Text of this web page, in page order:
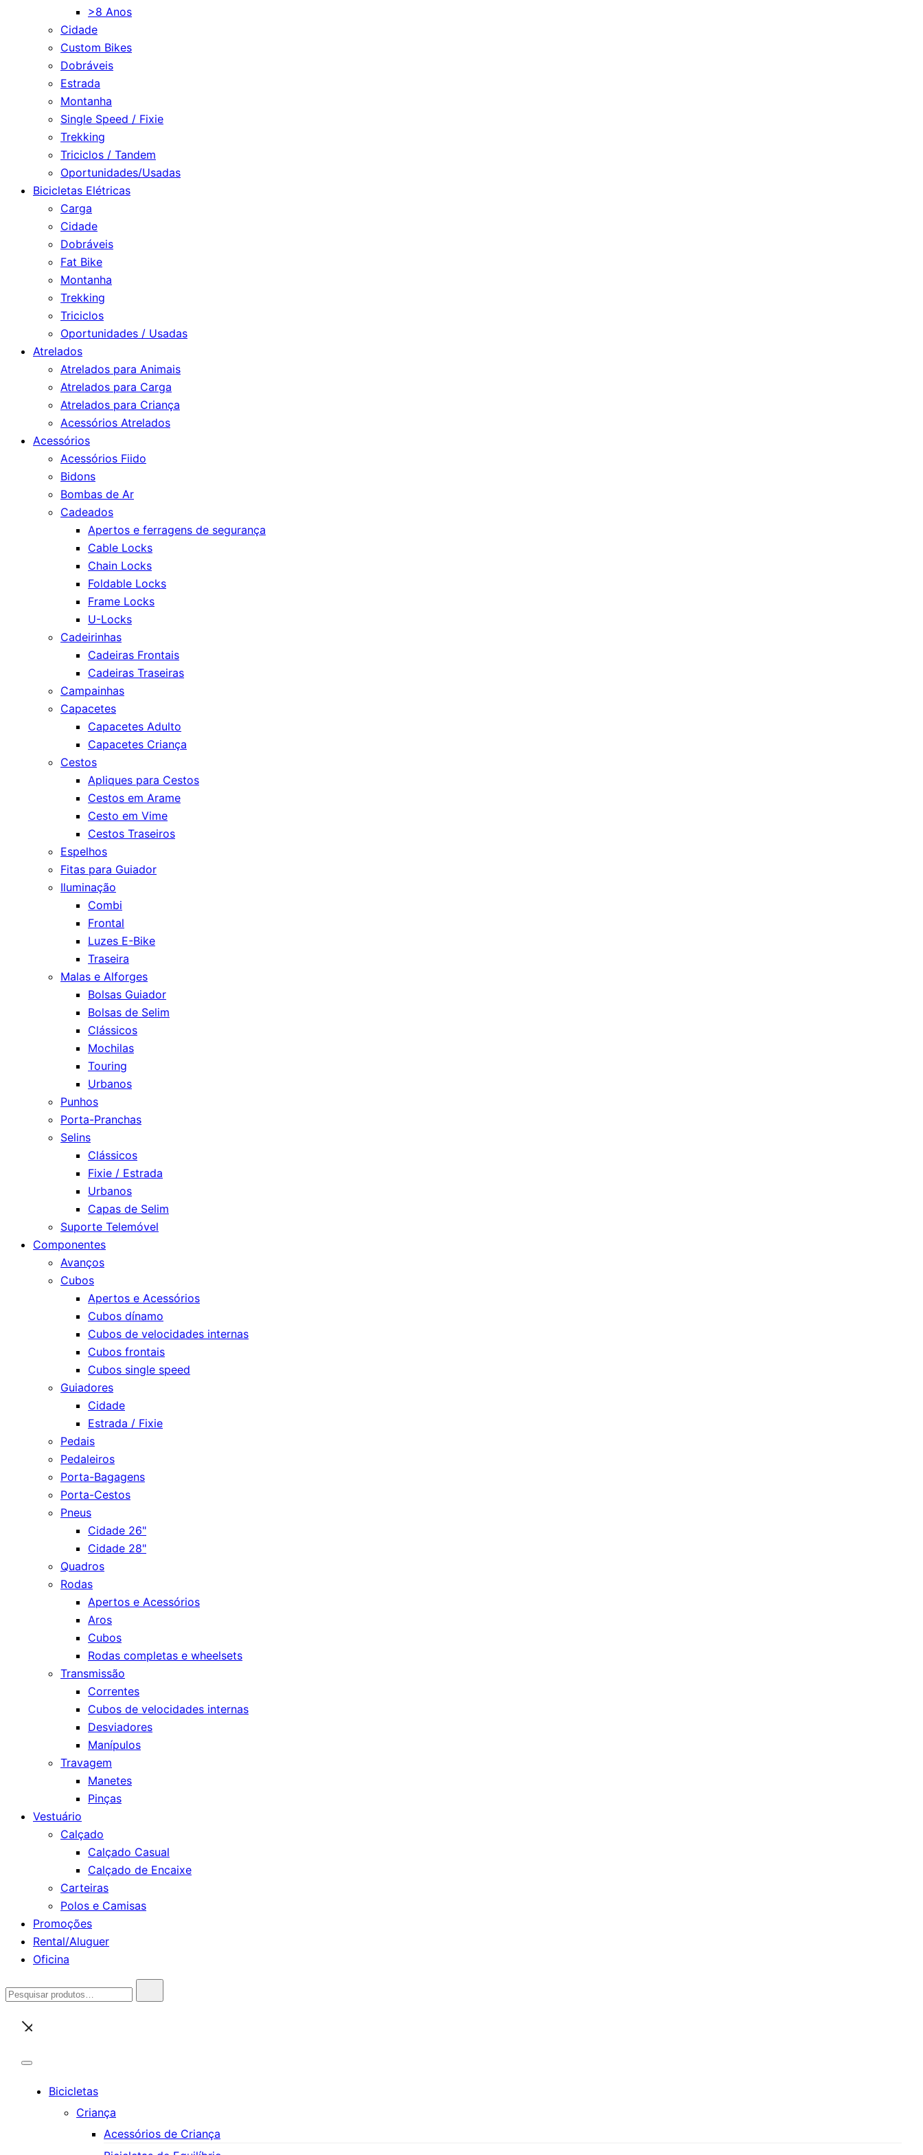
>8 Anos
Cidade
Custom Bikes
Dobráveis
Estrada
Montanha
Single Speed / Fixie
Trekking
Triciclos / Tandem
Oportunidades/Usadas
Bicicletas Elétricas
Carga
Cidade
Dobráveis
Fat Bike
Montanha
Trekking
Triciclos
Oportunidades / Usadas
Atrelados
Atrelados para Animais
Atrelados para Carga
Atrelados para Criança
Acessórios Atrelados
Acessórios
Acessórios Fiido
Bidons
Bombas de Ar
Cadeados
Apertos e ferragens de segurança
Cable Locks
Chain Locks
Foldable Locks
Frame Locks
U-Locks
Cadeirinhas
Cadeiras Frontais
Cadeiras Traseiras
Campainhas
Capacetes
Capacetes Adulto
Capacetes Criança
Cestos
Apliques para Cestos
Cestos em Arame
Cesto em Vime
Cestos Traseiros
Espelhos
Fitas para Guiador
Iluminação
Combi
Frontal
Luzes E-Bike
Traseira
Malas e Alforges
Bolsas Guiador
Bolsas de Selim
Clássicos
Mochilas
Touring
Urbanos
Punhos
Porta-Pranchas
Selins
Clássicos
Fixie / Estrada
Urbanos
Capas de Selim
Suporte Telemóvel
Componentes
Avanços
Cubos
Apertos e Acessórios
Cubos dínamo
Cubos de velocidades internas
Cubos frontais
Cubos single speed
Guiadores
Cidade
Estrada / Fixie
Pedais
Pedaleiros
Porta-Bagagens
Porta-Cestos
Pneus
Cidade 26"
Cidade 28"
Quadros
Rodas
Apertos e Acessórios
Aros
Cubos
Rodas completas e wheelsets
Transmissão
Correntes
Cubos de velocidades internas
Desviadores
Manípulos
Travagem
Manetes
Pinças
Vestuário
Calçado
Calçado Casual
Calçado de Encaixe
Carteiras
Polos e Camisas
Promoções
Rental/Aluguer
Oficina
Pesquisar
por:
Bicicletas
Criança
Acessórios de Criança